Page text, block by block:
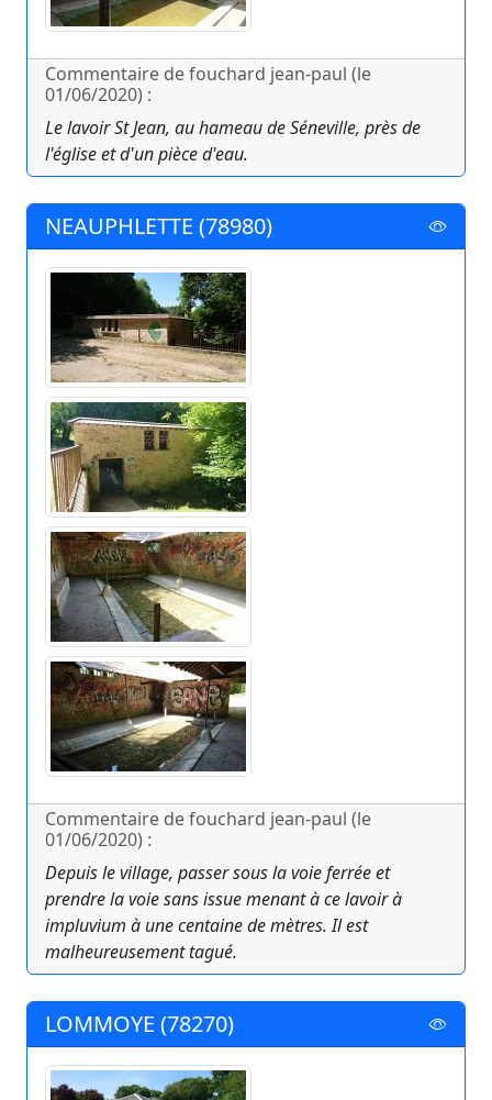
Commentaire de fouchard jean-paul (le
01/06/2020) :
Le lavoir St Jean, au hameau de Séneville, près de
l'église et d'un pièce d'eau.
NEAUPHLETTE (78980)
Commentaire de fouchard jean-paul (le
01/06/2020) :
Depuis le village, passer sous la voie ferrée et
prendre la voie sans issue menant à ce lavoir à
impluvium à une centaine de mètres. Il est
malheureusement tagué.
LOMMOYE (78270)